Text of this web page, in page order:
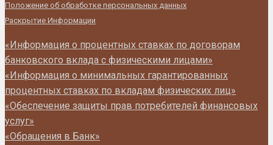
Положение об обработке персональных данных
Раскрытие Информации
«Информация о процентных ставках по договорам
банковского вклада с физическими лицами»
«Информация о минимальных гарантированных
процентных ставках по вкладам физических лиц»
«Обеспечение защиты прав потребителей финансовых
услуг»
«Обращения в Банк»